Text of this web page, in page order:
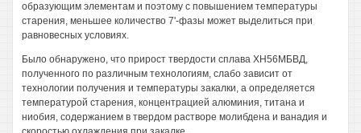
образующим элементам и поэтому с повышением температуры
старения, меньшее количество 7'-фазы может выделиться при
равновесных условиях.
Было обнаружено, что прирост твердости сплава ХН56МБВД,
полученного по различным технологиям, слабо зависит от
технологии получения и температуры закалки, а определяется
температурой старения, концентрацией алюминия, титана и
ниобия, содержанием в твердом растворе молибдена и ванадия и